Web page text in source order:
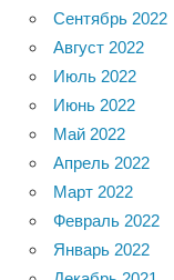
Сентябрь 2022
Август 2022
Июль 2022
Июнь 2022
Май 2022
Апрель 2022
Март 2022
Февраль 2022
Январь 2022